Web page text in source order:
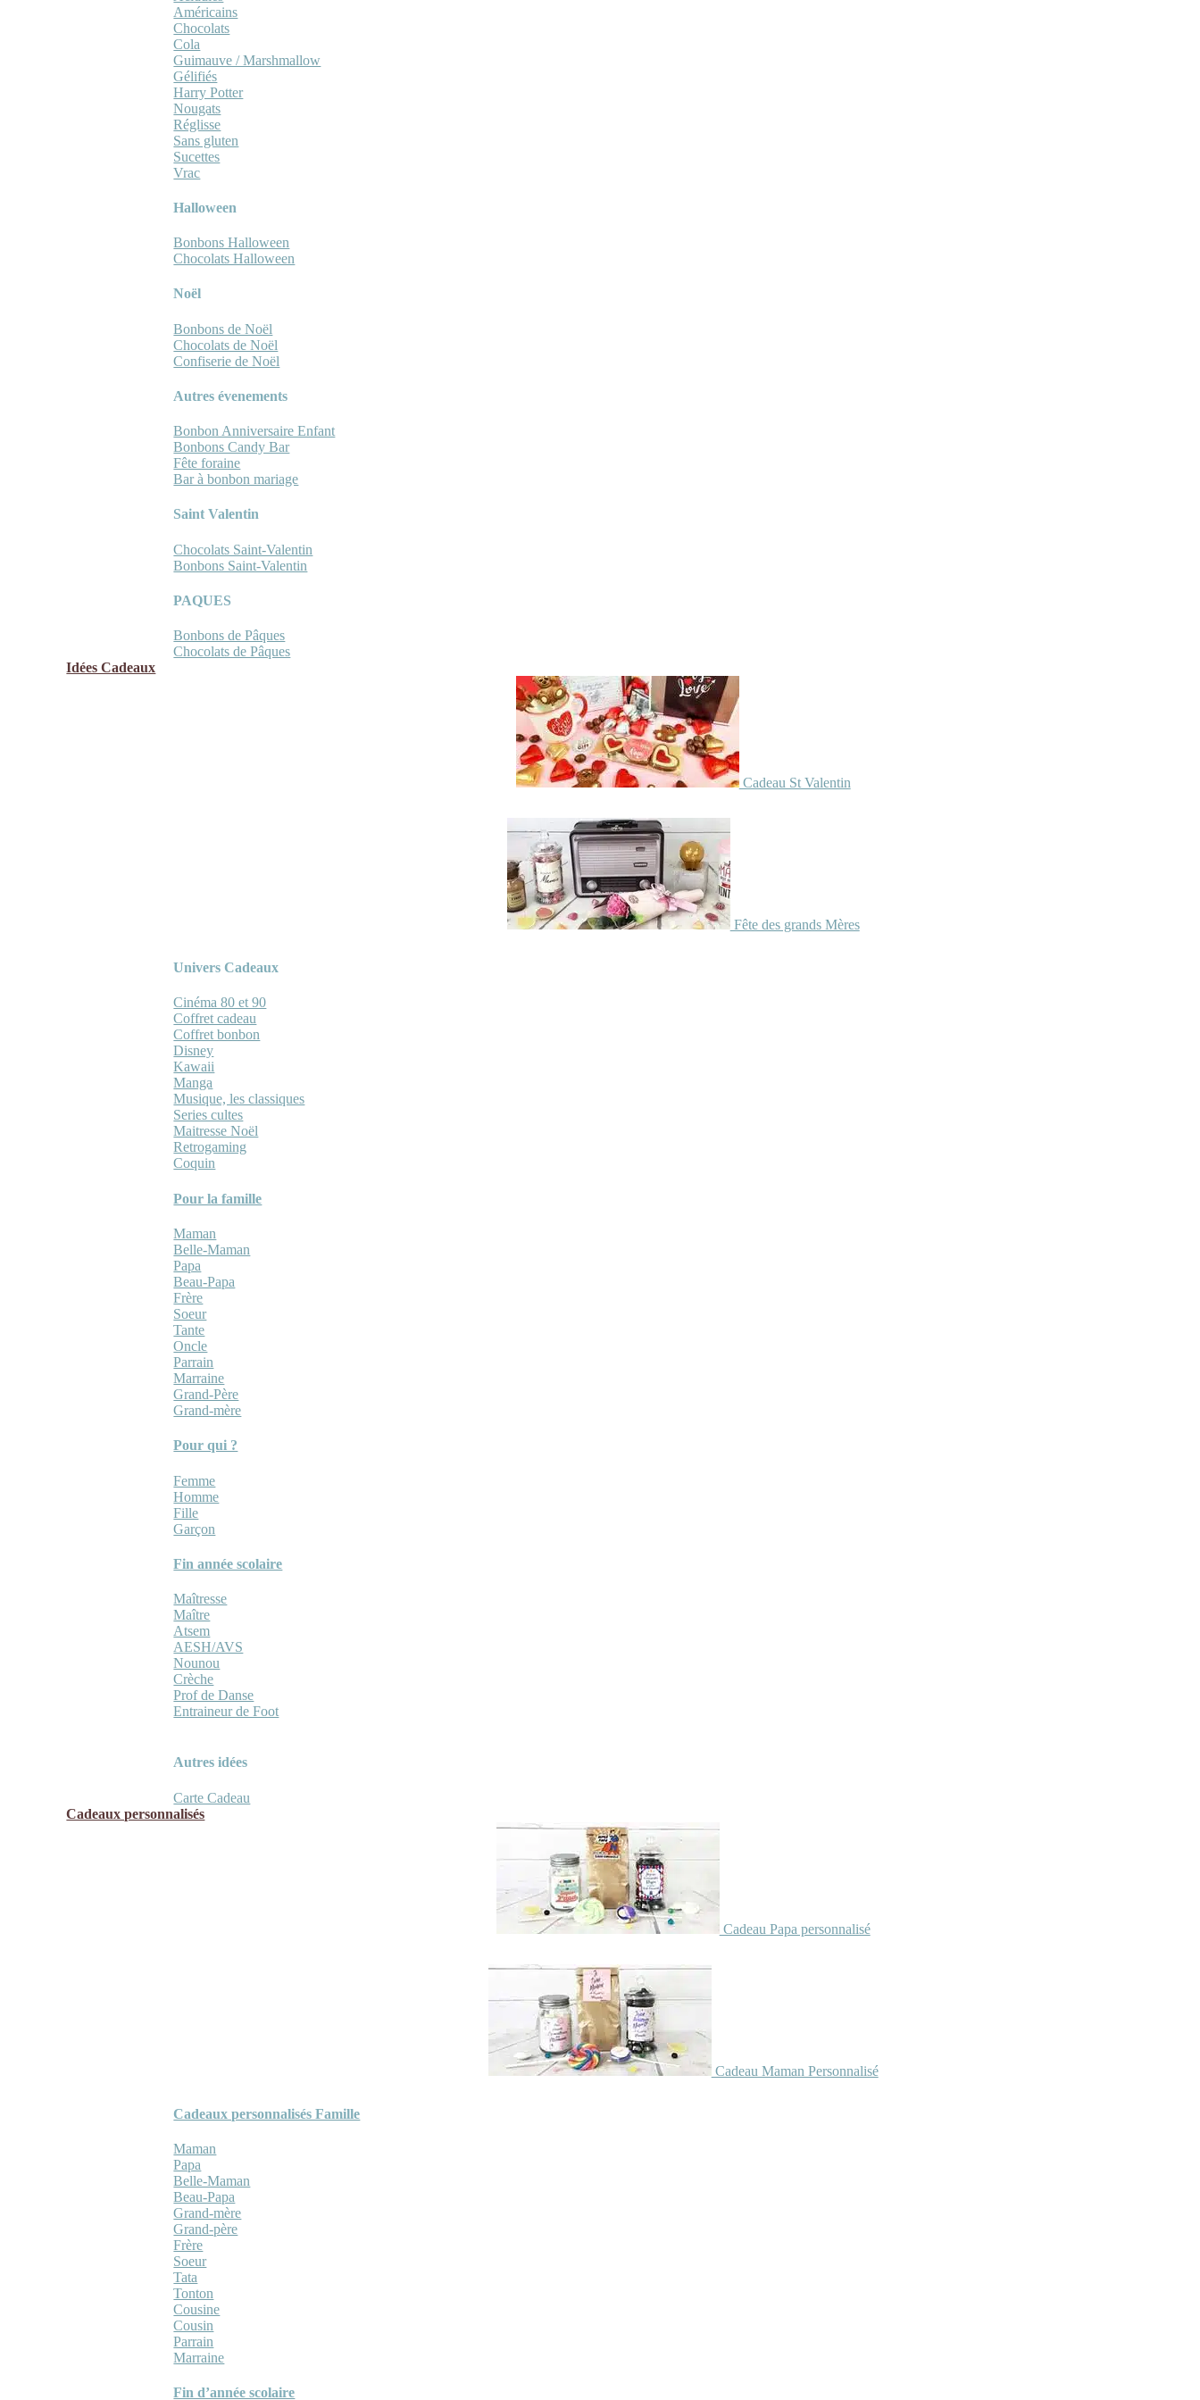
Américains
Chocolats
Cola
Guimauve / Marshmallow
Gélifiés
Harry Potter
Nougats
Réglisse
Sans gluten
Sucettes
Vrac
Halloween
Bonbons Halloween
Chocolats Halloween
Noël
Bonbons de Noël
Chocolats de Noël
Confiserie de Noël
Autres évenements
Bonbon Anniversaire Enfant
Bonbons Candy Bar
Fête foraine
Bar à bonbon mariage
Saint Valentin
Chocolats Saint-Valentin
Bonbons Saint-Valentin
PAQUES
Bonbons de Pâques
Chocolats de Pâques
Idées Cadeaux
Cadeau St Valentin
Fête des grands Mères
Univers Cadeaux
Cinéma 80 et 90
Coffret cadeau
Coffret bonbon
Disney
Kawaii
Manga
Musique, les classiques
Series cultes
Maitresse Noël
Retrogaming
Coquin
Pour la famille
Maman
Belle-Maman
Papa
Beau-Papa
Frère
Soeur
Tante
Oncle
Parrain
Marraine
Grand-Père
Grand-mère
Pour qui ?
Femme
Homme
Fille
Garçon
Fin année scolaire
Maîtresse
Maître
Atsem
AESH/AVS
Nounou
Crèche
Prof de Danse
Entraineur de Foot
Autres idées
Carte Cadeau
Cadeaux personnalisés
Cadeau Papa personnalisé
Cadeau Maman Personnalisé
Cadeaux personnalisés Famille
Maman
Papa
Belle-Maman
Beau-Papa
Grand-mère
Grand-père
Frère
Soeur
Tata
Tonton
Cousine
Cousin
Parrain
Marraine
Fin d’année scolaire